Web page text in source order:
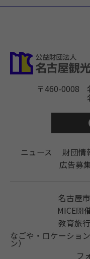
〒460-0008
ニュース 財団情
広告募
名古屋
MICE開
教育旅
なごや・ロケーショ
ン）
フ